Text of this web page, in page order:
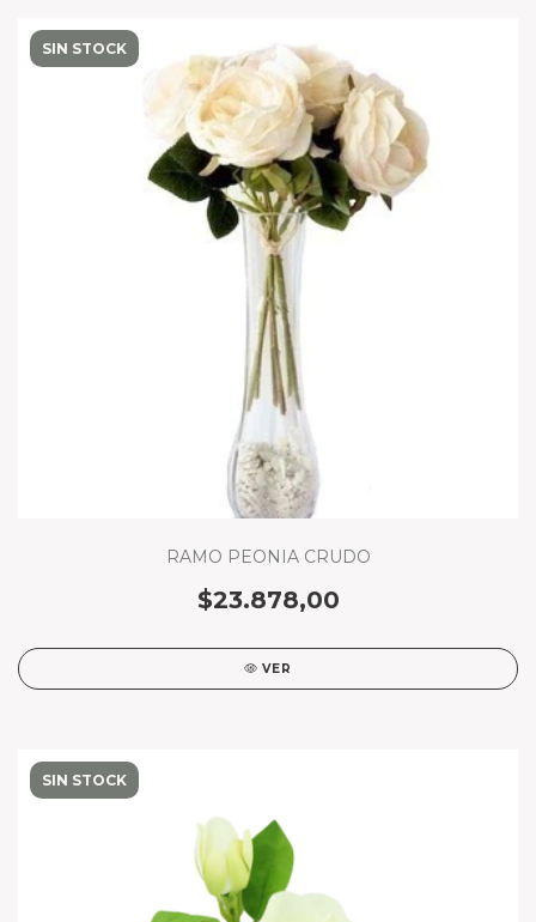
SIN STOCK
RAMO PEONIA CRUDO
$23.878,00
VER
SIN STOCK